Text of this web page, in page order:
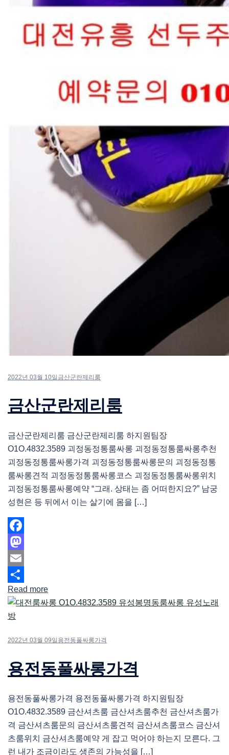
2022년 03월 10일 금산군란제리룸
금산군란제리룸
금산군란제리룸 금산군란제리룸 하지원팀장
O1O.4832.3589 괴정동정통룸싸롱 괴정동정통룸싸롱추천
괴정동정통룸싸롱가격 괴정동정통룸싸롱문의 괴정동정통
룸싸롱견적 괴정동정통룸싸롱코스 괴정동정통룸싸롱위치
괴정동정통룸싸롱예약 “그래. 상태는 좀 어떠한지요?” 남궁
성현은 등 뒤에서 이는 살기에 몸을 […]
Facebook
Mastodon
Email
Share
Read more
2022년 03월 09일 용전동풀싸롱가격
용전동풀싸롱가격
용전동풀싸롱가격 용전동풀싸롱가격 하지원팀장
O1O.4832.3589 금산셔츠룸 금산셔츠룸추천 금산셔츠룸가
격 금산셔츠룸문의 금산셔츠룸견적 금산셔츠룸코스 금산셔
츠룸위치 금산셔츠룸예약 게 잡고 먹어야 하는지 모른다. 그
런 내가 조금이라도 생존의 가능성을 […]